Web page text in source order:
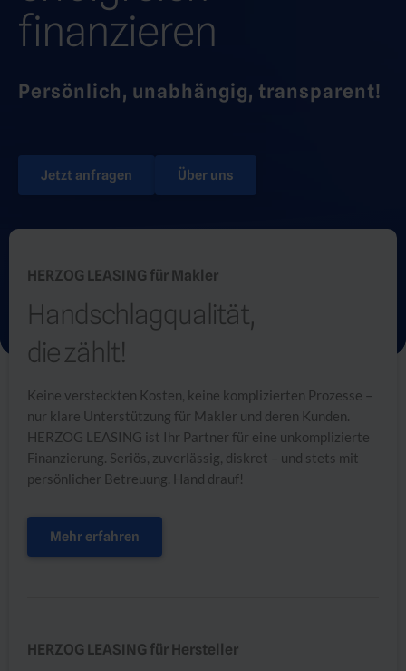
finanzieren
Persönlich, unabhängig, transparent!
Jetzt anfragen Über uns
HERZOG LEASING für Makler
Handschlagqualität,
die zählt!
Keine versteckten Kosten, keine komplizierten Prozesse –
nur klare Unterstützung für Makler und deren Kunden.
HERZOG LEASING ist Ihr Partner für eine unkomplizierte
Finanzierung. Seriös, zuverlässig, diskret – und stets mit
persönlicher Betreuung. Hand drauf!
Mehr erfahren
HERZOG LEASING für Hersteller